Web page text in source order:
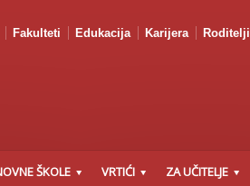
Fakulteti Edukacija Karijera Roditelji
ŠKOLE VRTIĆI ZA UČITELJE